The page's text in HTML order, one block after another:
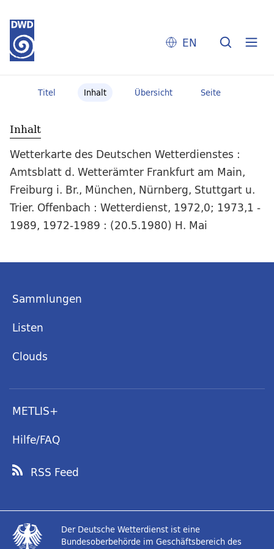
EN
Titel Inhalt Übersicht Seite
Inhalt
Wetterkarte des Deutschen Wetterdienstes :
Amtsblatt d. Wetterämter Frankfurt am Main,
Freiburg i. Br., München, Nürnberg, Stuttgart u.
Trier. Offenbach : Wetterdienst, 1972,0; 1973,1 -
1989, 1972-1989 : (20.5.1980) H. Mai
Sammlungen
Listen
Clouds
METLIS+
Hilfe/FAQ
RSS Feed
Der Deutsche Wetterdienst ist eine
Bundesoberbehörde im Geschäftsbereich des